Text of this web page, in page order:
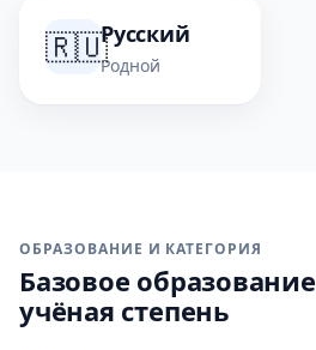
🇷🇺Русский
Родной
ОБРАЗОВАНИЕ И КАТЕГОРИЯ
Базовое
учёная степень